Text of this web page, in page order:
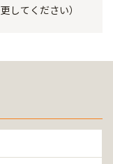
してください）